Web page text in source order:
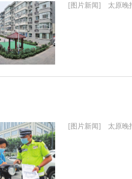
[图片新闻] 太原晚
[图片新闻] 太原晚